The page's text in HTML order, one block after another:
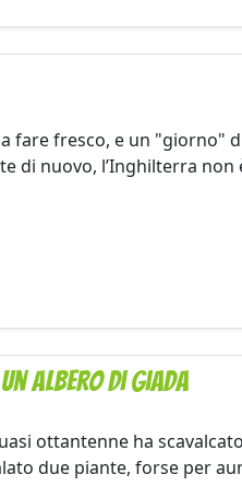
fare fresco, e un "giorno"
di nuovo, l’Inghilterra non
Albero di Giada
ottantenne ha
due piante, forse per